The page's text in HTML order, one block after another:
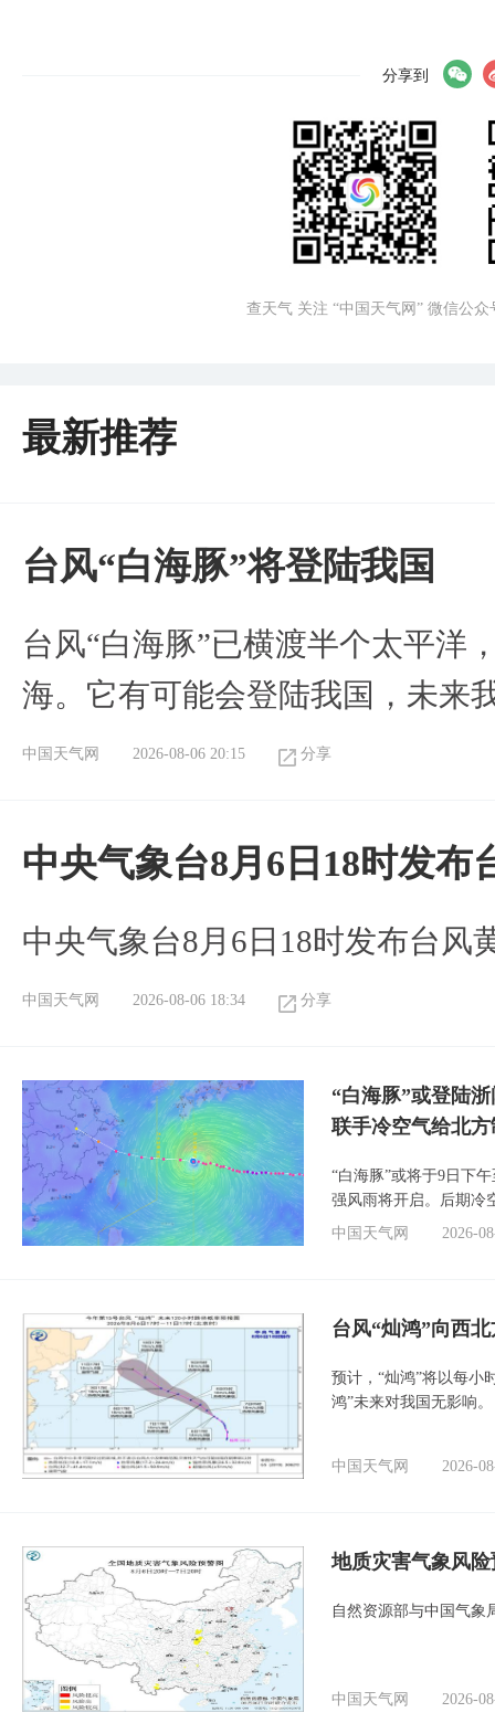
分享到
查天气 关注 “中国天气网” 微信公众
最新推荐
台风“白海豚”将登陆我国
台风“白海豚”已横渡半个太平洋
海。它有可能会登陆我国，未来
中国天气网 2026-08-06 20:15 分享
中央气象台8月6日18时发布
中央气象台8月6日18时发布台风
中国天气网 2026-08-06 18:34 分享
“白海豚”或登陆
联手冷空气给北
“白海豚”或将于9日下
强风雨将开启。后期冷
中国天气网
2026-
台风“灿鸿”向西
预计，“灿鸿”将以每小
鸿”未来对我国无影响。
中国天气网 2026-
地质灾害气象风
自然资源部与中国气象
中国天气网 2026-